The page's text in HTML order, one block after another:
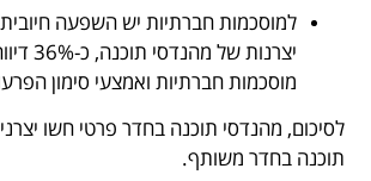
למוסכמות חברתיות יש השפעה
יצרנות של
מוסכמות חברתיות ואמצעי סימון
לסיכום, מהנדסי תוכנה בחדר פרטי חשו
תוכנה בחדר משותף.